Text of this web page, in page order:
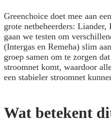
Greenchoice doet mee aan
grote netbeheerders: Liander,
gaan we testen om
(Intergas en Remeha) slim
groep samen om te zorgen
stroomnet komt, waardoor
een stabieler stroomnet
Wat betekent